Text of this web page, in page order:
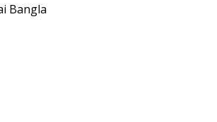
Bangla